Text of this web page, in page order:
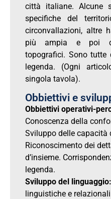
città italiane. Alcune
specifiche del
circonvallazioni, altre
più ampia e poi
topografici. Sono tutte
legenda. (Ogni
singola tavola).
Obbiettivi e
Obbiettivi operativi-
Conoscenza della
Sviluppo delle capacità
Riconoscimento dei
d’insieme.
legenda.
Sviluppo del linguaggio:
linguistiche e